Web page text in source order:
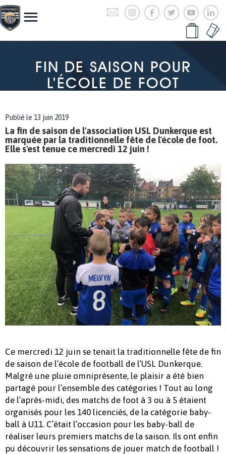
FIN DE SAISON POUR
L’ÉCOLE DE FOOT
Publié le 13 juin 2019
La fin de saison de l'association USL Dunkerque est
marquée par la traditionnelle fête de l'école de foot.
Elle s'est tenue ce mercredi 12 juin !
Ce mercredi 12 juin se tenait la traditionnelle fête de fin
de saison de l’école de football de l’USL Dunkerque.
Malgré une pluie omniprésente, le plaisir a été bien
partagé pour l’ensemble des catégories ! Tout au long
de l’après-midi, des matchs de foot à 3 ou à 5 étaient
organisés pour les 140 licenciés, de la catégorie baby-
ball à U11. C’était l’occasion pour les baby-ball de
réaliser leurs premiers matchs de la saison. Ils ont enfin
pu découvrir les sensations de jouer match de football !